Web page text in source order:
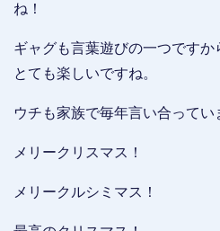
ね！
ギャグも言葉遊びの一つです
とても楽しいですね。
ウチも家族で毎年言い合ってい
メリークリスマス！
メリークルシミマス！